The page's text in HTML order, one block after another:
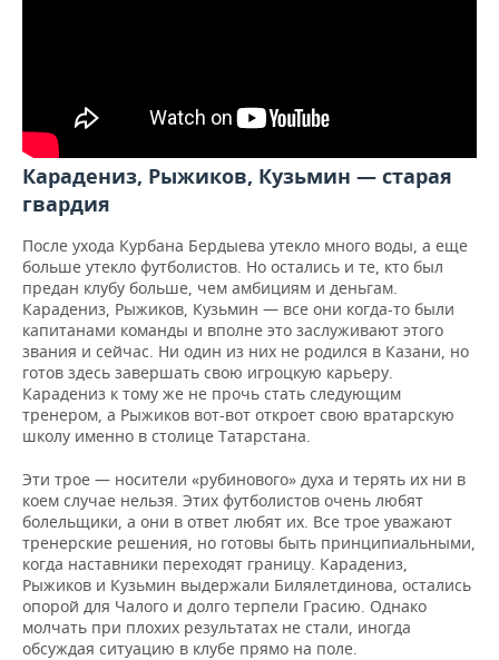
Карадениз, Рыжиков, Кузьмин — старая
гвардия
После ухода Курбана Бердыева утекло много воды, а еще
больше утекло футболистов. Но остались и те, кто был
предан клубу больше, чем амбициям и деньгам.
Карадениз, Рыжиков, Кузьмин — все они когда-то были
капитанами команды и вполне это заслуживают этого
звания и сейчас. Ни один из них не родился в Казани, но
готов здесь завершать свою игроцкую карьеру.
Карадениз к тому же не прочь стать следующим
тренером, а Рыжиков вот-вот откроет свою вратарскую
школу именно в столице Татарстана.
Эти трое — носители «рубинового» духа и терять их ни в
коем случае нельзя. Этих футболистов очень любят
болельщики, а они в ответ любят их. Все трое уважают
тренерские решения, но готовы быть принципиальными,
когда наставники переходят границу. Карадениз,
Рыжиков и Кузьмин выдержали Билялетдинова, остались
опорой для Чалого и долго терпели Грасию. Однако
молчать при плохих результатах не стали, иногда
обсуждая ситуацию в клубе прямо на поле.